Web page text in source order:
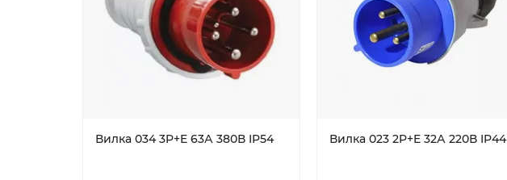
Вилка 034 3P+E 63А 380В IP54 Вилка 023 2P+E 32А 220В IP44